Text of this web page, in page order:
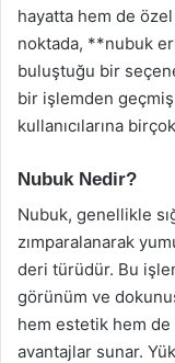
hayatta hem de
noktada, **nubuk
buluştuğu bir
bir işlemden
kullanıcılarına
Nubuk Nedir?
Nubuk, genellikle
zımparalanarak
deri türüdür. Bu
görünüm ve
hem estetik hem de
avantajlar sunar.